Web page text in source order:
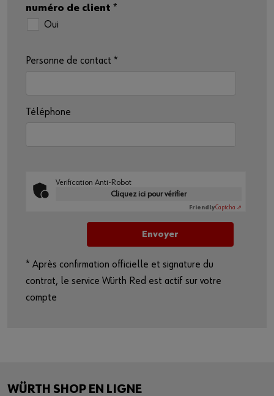
numéro de client *
Oui
Personne de contact *
Téléphone
Verification Anti-Robot
Cliquez ici pour vérifier
FriendlyCaptcha ⇗
* Après confirmation officielle et signature du
contrat, le service Würth Red est actif sur votre
compte
WÜRTH SHOP EN LIGNE